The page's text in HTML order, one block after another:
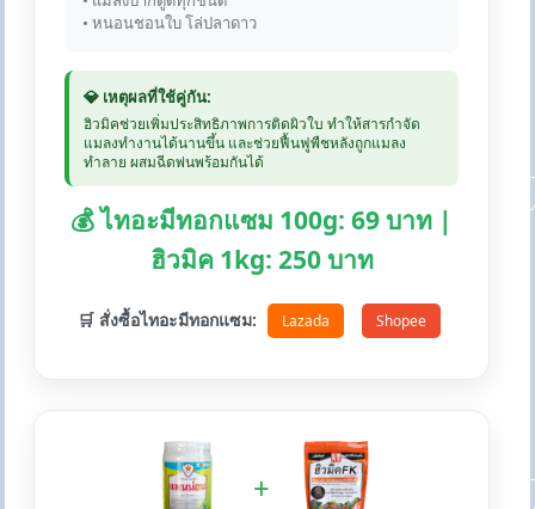
• หนอนชอนใบ โล่ปลาดาว
💎 เหตุผลที่ใช้คู่กัน:
ฮิวมิคช่วยเพิ่มประสิทธิภาพการติดผิวใบ ทำให้สารกำจัด
แมลงทำงานได้นานขึ้น และช่วยฟื้นฟูพืชหลังถูกแมลง
ทำลาย ผสมฉีดพ่นพร้อมกันได้
💰 ไทอะมีทอกแซม 100g: 69 บาท |
ฮิวมิค 1kg: 250 บาท
🛒 สั่งซื้อไทอะมีทอกแซม: Lazada Shopee
+